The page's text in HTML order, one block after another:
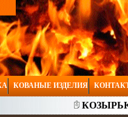
КОВАНЫЕ ИЗДЕЛИЯ